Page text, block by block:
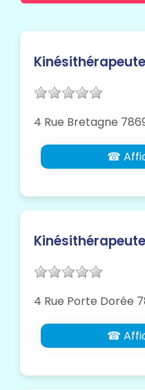
4 Rue Bretagne
☎
4 Rue Porte Dorée
☎